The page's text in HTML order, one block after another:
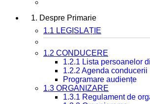
1. Despre Primarie
1.1 LEGISLAȚIE
1.2 CONDUCERE
1.2.1 Lista persoanelor
1.2.2 Agenda conducerii
Programare audiențe
1.3 ORGANIZARE
1.3.1 Regulament de